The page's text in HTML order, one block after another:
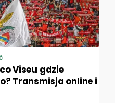
Viseu gdzie
Transmisja online i